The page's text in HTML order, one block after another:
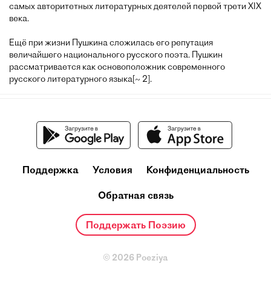
самых авторитетных литературных деятелей первой трети XIX
века.
Ещё при жизни Пушкина сложилась его репутация
величайшего национального русского поэта. Пушкин
рассматривается как основоположник современного
русского литературного языка[~ 2].
Поддержка Условия Конфиденциальность
Обратная связь
Поддержать Поэзию
© 2026 Poeziya